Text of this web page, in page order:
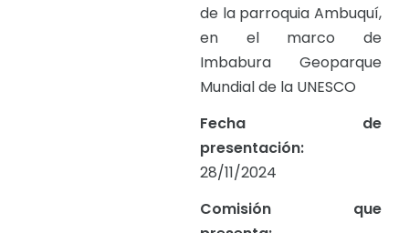
de la parroquia Ambuquí,
en el marco de
Imbabura Geoparque
Mundial de la UNESCO
Fecha de
presentación:
28/11/2024
Comisión que